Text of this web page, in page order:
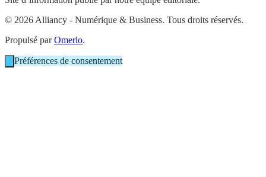
© 2026 Alliancy - Numérique & Business. Tous droits réservés.
Propulsé parOmerlo.
Préférences de consentement